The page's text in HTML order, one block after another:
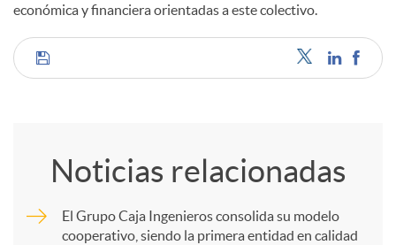
económica y financiera orientadas a este colectivo.
C
Noticias relacionadas
El Grupo Caja Ingenieros consolida su modelo
cooperativo, siendo la primera entidad en calidad